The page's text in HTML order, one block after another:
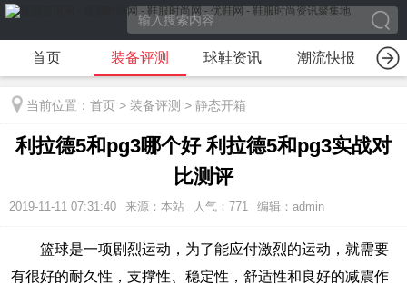
首页 装备评测 球鞋资讯 潮流快报
当前位置： 首页 > 装备评测 > 静态开箱
利拉德5和pg3哪个好 利拉德5和pg3实战对
比测评
2019-11-11 07:31:40 来源：本站 人气：771 编辑：admin
篮球是一项剧烈运动，为了能应付激烈的运动，就需要
有很好的耐久性，支撑性、稳定性，舒适性和良好的减震作